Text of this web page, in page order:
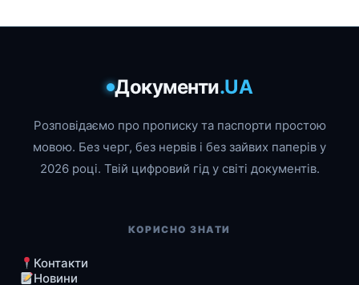
Документи.UA
Розповідаємо про прописку та паспорти простою
мовою. Без черг, без нервів і без зайвих паперів у
2026 році. Твій цифровий гід у світі документів.
КОРИСНО ЗНАТИ
Контакти
Новини